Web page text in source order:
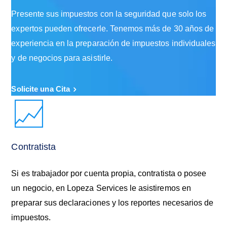
Presente sus impuestos con la seguridad que solo los
expertos pueden ofrecerle. Tenemos más de 30 años de
experiencia en la preparación de impuestos individuales
y de negocios para asistirle.
Solicite una Cita
Contratista
Si es trabajador por cuenta propia, contratista o posee
un negocio, en Lopeza Services le asistiremos en
preparar sus declaraciones y los reportes necesarios de
impuestos.